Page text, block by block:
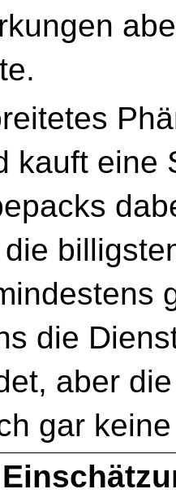
kauft eine
die
aber
gar